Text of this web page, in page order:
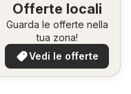
Offerte locali
Guarda le offerte nella
tua zona!
Vedi le offerte